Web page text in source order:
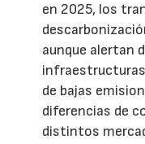
en 2025, los
aunque alertan
de bajas
diferencias de
distintos